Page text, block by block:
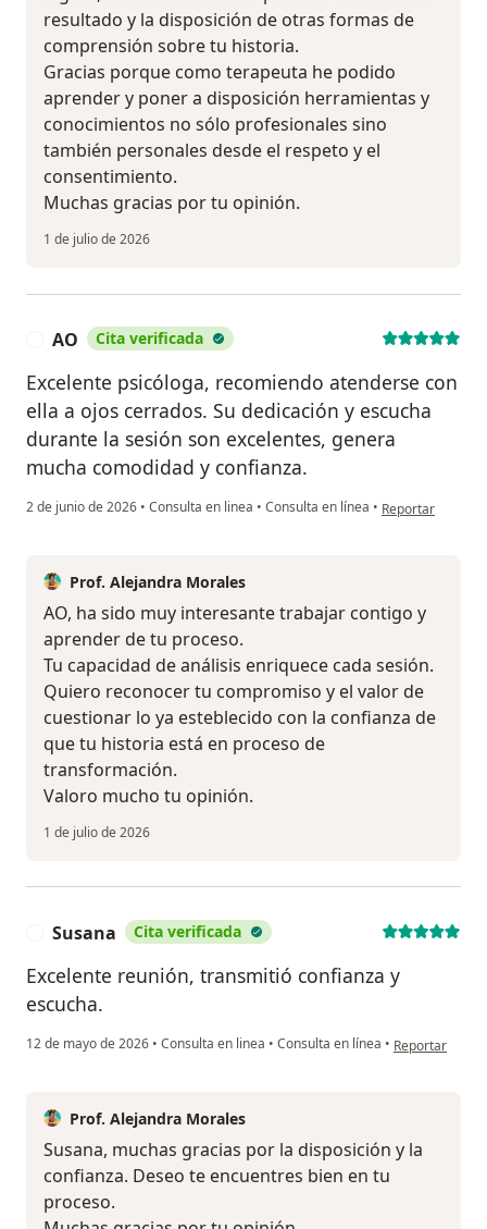
resultado y la disposición de otras formas de
comprensión sobre tu historia.
Gracias porque como terapeuta he podido
aprender y poner a disposición herramientas y
conocimientos no sólo profesionales sino
también personales desde el respeto y el
consentimiento.
Muchas gracias por tu opinión.
1 de julio de 2026
AO Cita verificada
Excelente psicóloga, recomiendo atenderse con
ella a ojos cerrados. Su dedicación y escucha
durante la sesión son excelentes, genera
mucha comodidad y confianza.
2 de junio de 2026 • Consulta en linea • Consulta en línea • en opinión del
Reportar
Prof. Alejandra Morales
AO, ha sido muy interesante trabajar contigo y
aprender de tu proceso.
Tu capacidad de análisis enriquece cada sesión.
Quiero reconocer tu compromiso y el valor de
cuestionar lo ya esteblecido con la confianza de
que tu historia está en proceso de
transformación.
Valoro mucho tu opinión.
1 de julio de 2026
Susana Cita verificada
Excelente reunión, transmitió confianza y
escucha.
12 de mayo de 2026 • Consulta en linea • Consulta en línea • en opinión del
Reportar
Prof. Alejandra Morales
Susana, muchas gracias por la disposición y la
confianza. Deseo te encuentres bien en tu
proceso.